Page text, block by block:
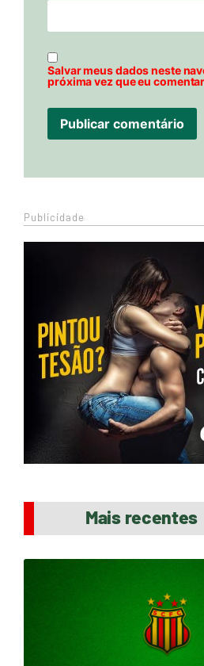
Salvar meus dados neste
próxima vez que eu
Publicidade
Mais recentes